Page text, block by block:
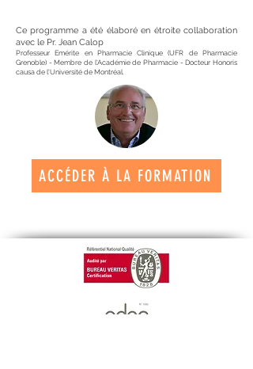
Ce programme a été élaboré en étroite collaboration
avec le Pr. Jean Calop
Professeur Emérite en Pharmacie Clinique (UFR de Pharmacie
Grenoble) - Membre de l'Académie de Pharmacie - Docteur Honoris
causa de l'Université de Montréal.
ACCÉDER À LA FORMATION